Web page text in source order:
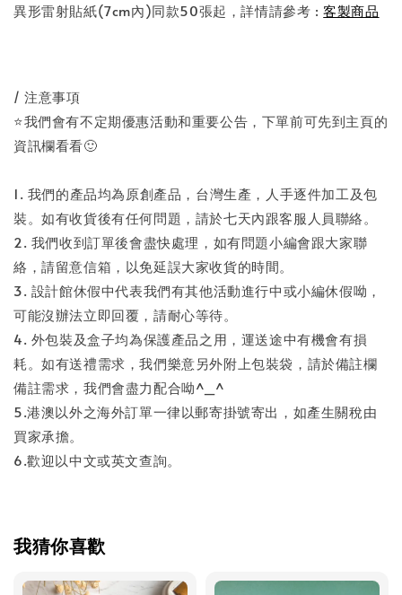
異形雷射貼紙(7cm內)同款50張起，詳情請參考 :客製商品
/ 注意事項
⭐️我們會有不定期優惠活動和重要公告，下單前可先到主頁的
資訊欄看看🙂
1. 我們的產品均為原創產品，台灣生產，人手逐件加工及包
裝。如有收貨後有任何問題，請於七天內跟客服人員聯絡。
2. 我們收到訂單後會盡快處理，如有問題小編會跟大家聯
絡，請留意信箱，以免延誤大家收貨的時間。
3. 設計館休假中代表我們有其他活動進行中或小編休假呦，
可能沒辦法立即回覆，請耐心等待。
4. 外包裝及盒子均為保護產品之用，運送途中有機會有損
耗。如有送禮需求，我們樂意另外附上包裝袋，請於備註欄
備註需求，我們會盡力配合呦^_^
5.港澳以外之海外訂單一律以郵寄掛號寄出，如產生關稅由
買家承擔。
6.歡迎以中文或英文查詢。
我猜你喜歡